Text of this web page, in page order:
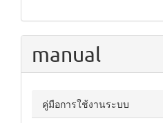
manual
คู่มือการใช้งานระบบ